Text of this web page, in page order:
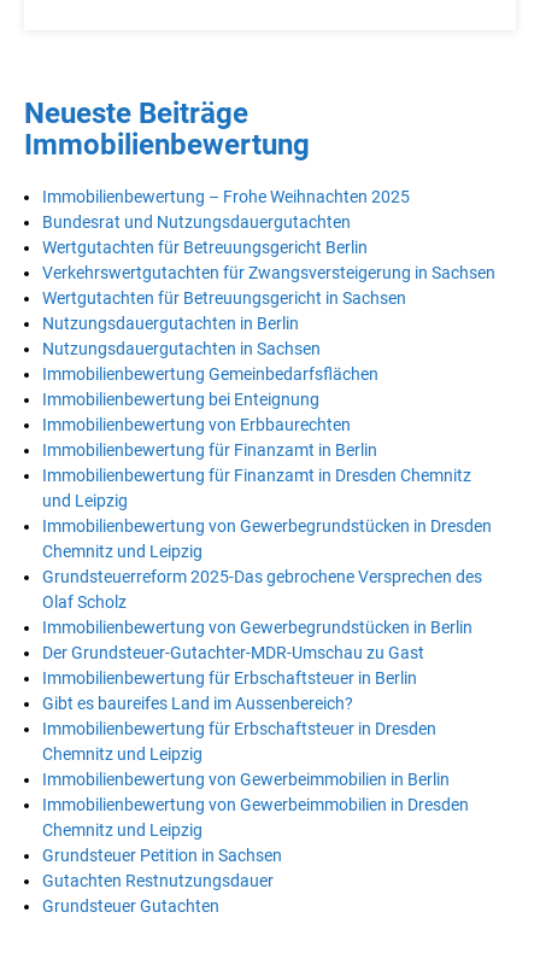
Neueste Beiträge
Immobilienbewertung
Immobilienbewertung – Frohe Weihnachten 2025
Bundesrat und Nutzungsdauergutachten
Wertgutachten für Betreuungsgericht Berlin
Verkehrswertgutachten für Zwangsversteigerung in Sachsen
Wertgutachten für Betreuungsgericht in Sachsen
Nutzungsdauergutachten in Berlin
Nutzungsdauergutachten in Sachsen
Immobilienbewertung Gemeinbedarfsflächen
Immobilienbewertung bei Enteignung
Immobilienbewertung von Erbbaurechten
Immobilienbewertung für Finanzamt in Berlin
Immobilienbewertung für Finanzamt in Dresden Chemnitz
und Leipzig
Immobilienbewertung von Gewerbegrundstücken in Dresden
Chemnitz und Leipzig
Grundsteuerreform 2025-Das gebrochene Versprechen des
Olaf Scholz
Immobilienbewertung von Gewerbegrundstücken in Berlin
Der Grundsteuer-Gutachter-MDR-Umschau zu Gast
Immobilienbewertung für Erbschaftsteuer in Berlin
Gibt es baureifes Land im Aussenbereich?
Immobilienbewertung für Erbschaftsteuer in Dresden
Chemnitz und Leipzig
Immobilienbewertung von Gewerbeimmobilien in Berlin
Immobilienbewertung von Gewerbeimmobilien in Dresden
Chemnitz und Leipzig
Grundsteuer Petition in Sachsen
Gutachten Restnutzungsdauer
Grundsteuer Gutachten